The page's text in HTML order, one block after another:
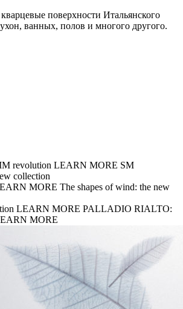
поверхности Итальянского
ванных, полов и многого другого.
revolution LEARN MORE SM
collection
MORE The shapes of wind: the new
LEARN MORE PALLADIO RIALTO:
MORE